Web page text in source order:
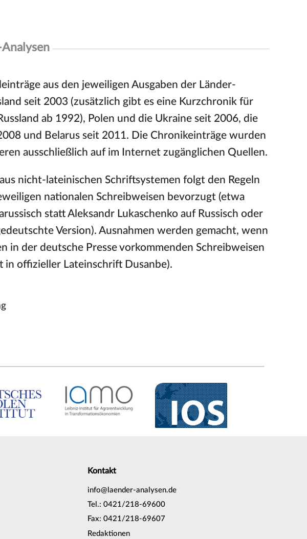
aus den jeweiligen Ausgaben der Länder-
seit 2003 (zusätzlich gibt es eine Kurzchronik für
ab 1992), Polen und die Ukraine seit 2006, die
und Belarus seit 2011. Die Chronikeinträge wurden
ausschließlich auf im Internet zugänglichen Quellen.
nicht-lateinischen Schriftsystemen folgt den Regeln
nationalen Schreibweisen bevorzugt (etwa
statt Aleksandr Lukaschenko auf Russisch oder
Version). Ausnahmen werden gemacht, wenn
in der deutsche Presse vorkommenden Schreibweisen
in offizieller Lateinschrift Dusanbe).
Kontakt
info@laender-analysen.de
Tel.: 0421/218-69600
Fax: 0421/218-69607
Redaktionen